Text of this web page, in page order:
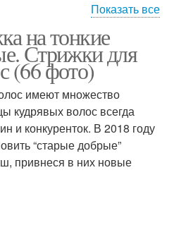
Вьющиеся волосы
Красивые стрижки
Показать все
на тонкие
Стрижки для
(66 фото)
имеют множество
кудрявых волос всегда
и конкуренток. В 2018 году
“старые добрые”
привнеся в них новые